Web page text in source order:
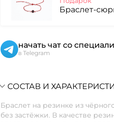
Браслет-
начать чат со
в Telegram
СОСТАВ И
Браслет на резинке из
без застёжки. В качестве